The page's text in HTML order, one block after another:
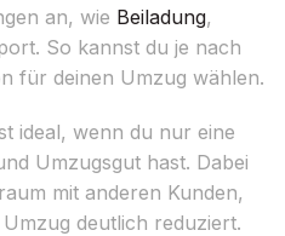
an, wie Beiladung,
So kannst du je nach
für deinen Umzug wählen.
ideal, wenn du nur eine
Umzugsgut hast. Dabei
mit anderen Kunden,
deutlich reduziert.